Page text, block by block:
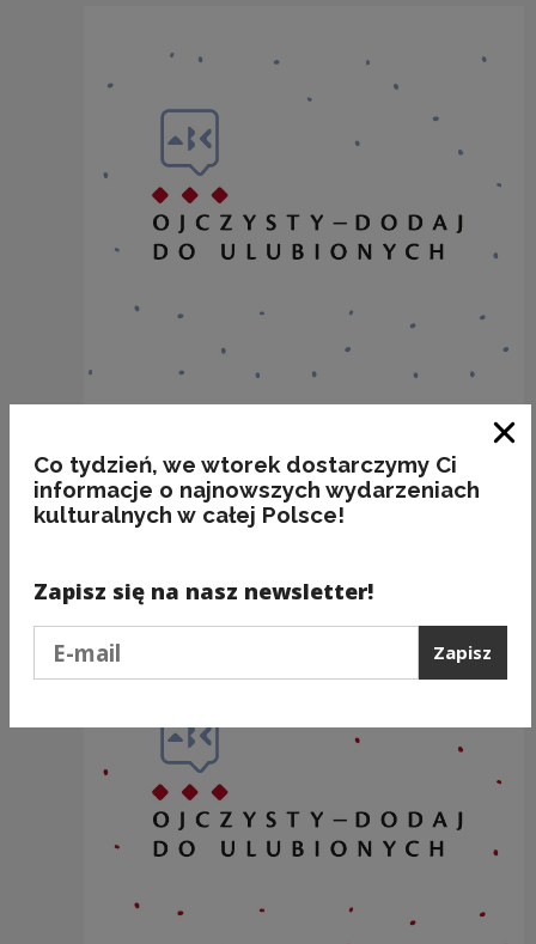
AŻ
Kategorie: semantyka, starocia, poprawność
Co tydzień, we wtorek dostarczymy Ci
informacje o najnowszych wydarzeniach
kulturalnych w całej Polsce!
Zapisz się na nasz newsletter!
Zapisz